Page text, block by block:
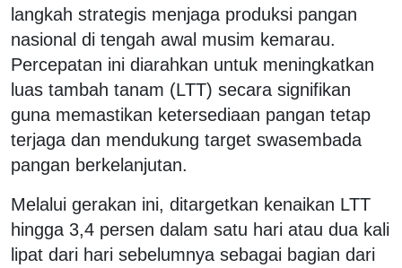
langkah strategis menjaga produksi pangan
nasional di tengah awal musim kemarau.
Percepatan ini diarahkan untuk meningkatkan
luas tambah tanam (LTT) secara signifikan
guna memastikan ketersediaan pangan tetap
terjaga dan mendukung target swasembada
pangan berkelanjutan.
Melalui gerakan ini, ditargetkan kenaikan LTT
hingga 3,4 persen dalam satu hari atau dua kali
lipat dari hari sebelumnya sebagai bagian dari